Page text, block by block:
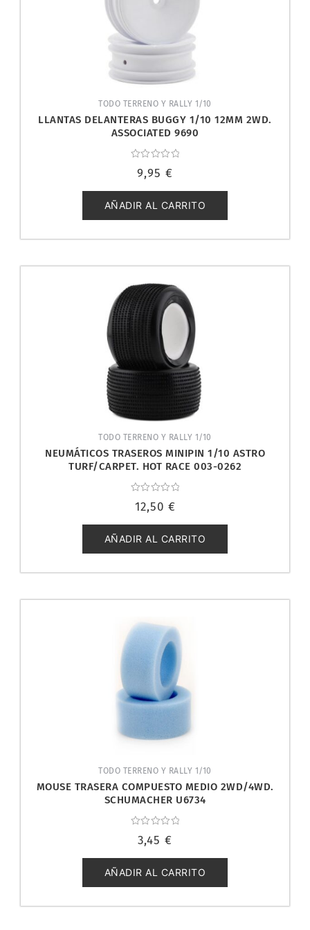
TODO TERRENO Y RALLY 1/10
LLANTAS DELANTERAS BUGGY 1/10 12MM 2WD.
ASSOCIATED 9690
con
de
5
9,95 €
AÑADIR AL CARRITO
TODO TERRENO Y RALLY 1/10
NEUMÁTICOS TRASEROS MINIPIN 1/10 ASTRO
TURF/CARPET. HOT RACE 003-0262
con
de
5
12,50 €
AÑADIR AL CARRITO
TODO TERRENO Y RALLY 1/10
MOUSE TRASERA COMPUESTO MEDIO 2WD/4WD.
SCHUMACHER U6734
con
de
5
3,45 €
AÑADIR AL CARRITO